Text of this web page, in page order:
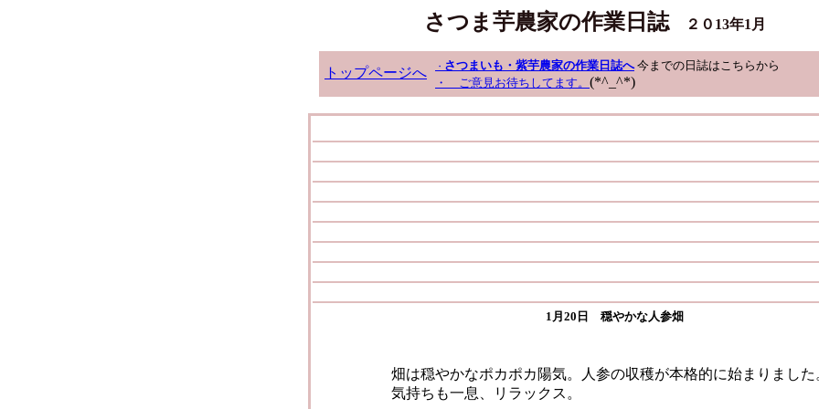
さつま芋農家の作業日誌 ２０13年1 月
トップページへ ・ さつまいも・紫芋農家の作業日誌へ今までの日誌はこちらから
・ ご意見お待ちしてます。 (*^_^*)
1月20日 穏やかな人参畑
畑は穏やかなポカポカ陽気。人参の収穫が本格的に始まりました
気持ちも一息、リラックス。